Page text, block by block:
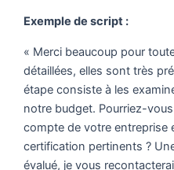
Exemple de script :
« Merci beaucoup pour
détaillées, elles sont très
étape consiste à les
notre budget. Pourriez-
compte de votre entreprise
certification pertinents ?
évalué, je vous